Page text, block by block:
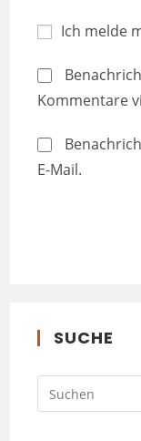
Ich melde
Kommentare
E-Mail.
SUCHE